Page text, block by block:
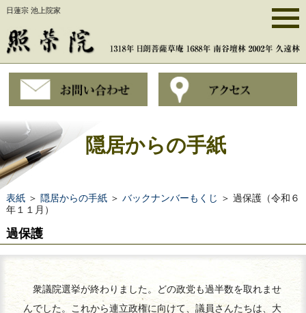
日蓮宗 池上院家
隠居からの手紙
表紙＞ 隠居からの手紙＞ バックナンバーもくじ ＞ 過保護（令和６
年１１月）
過保護
衆議院選挙が終わりました。どの政党も過半数を取れませ
んでした。これから連立政権に向けて、議員さんたちは、大